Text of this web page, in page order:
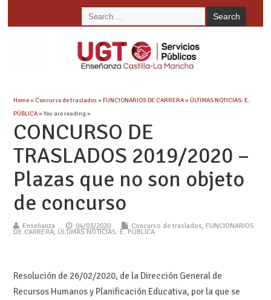
Home» Concurso de traslados»FUNCIONARIOS DE CARRERA»ÚLTIMAS NOTICIAS: E.
PÚBLICA» You are reading »
CONCURSO DE
TRASLADOS 2019/2020 –
Plazas que no son objeto
de concurso
Enseñanza 04/03/2020 Concurso de traslados, FUNCIONARIOS
DE CARRERA, ÚLTIMAS NOTICIAS: E. PÚBLICA
Resolución de 26/02/2020, de la Dirección General de
Recursos Humanos y Planificación Educativa, por la que se